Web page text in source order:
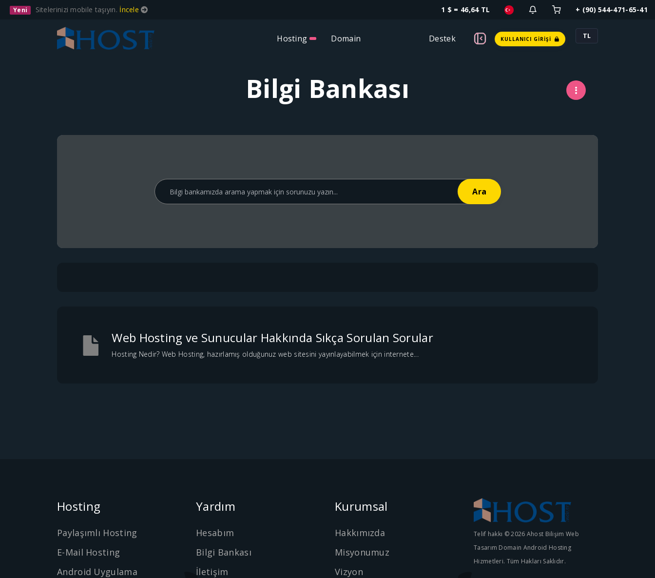
Yeni Sitelerinizi mobile taşıyın. İncele 1 $ = 46,64 TL + (90) 544-471-65-41
Hosting Domain Destek KULLANICI GIRIŞI TL
Bilgi Bankası
Web Hosting ve Sunucular Hakkında Sıkça Sorulan Sorular
Hosting Nedir? Web Hosting, hazırlamış olduğunuz web sitesini yayınlayabilmek için internete...
Hosting
Paylaşımlı Hosting
E-Mail Hosting
Android Uygulama
Yardım
Hesabım
Bilgi Bankası
İletişim
Kurumsal
Hakkımızda
Misyonumuz
Vizyon
Telif hakkı © 2026 Ahost Bilişim Web
Tasarım Domain Android Hosting
Hizmetleri. Tüm Hakları Saklıdır.